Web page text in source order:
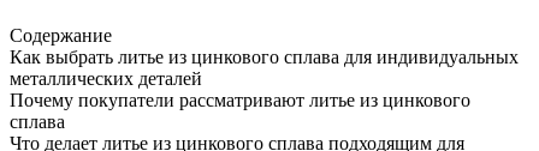
Содержание
Как выбрать литье из цинкового сплава для индивидуальных
металлических деталей
Почему покупатели рассматривают литье из цинкового
сплава
Что делает литье из цинкового сплава подходящим для